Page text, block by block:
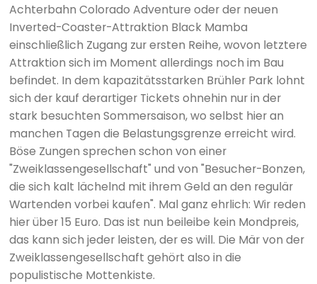
Achterbahn Colorado Adventure oder der neuen
Inverted-Coaster-Attraktion Black Mamba
einschließlich Zugang zur ersten Reihe, wovon letztere
Attraktion sich im Moment allerdings noch im Bau
befindet. In dem kapazitätsstarken Brühler Park lohnt
sich der kauf derartiger Tickets ohnehin nur in der
stark besuchten Sommersaison, wo selbst hier an
manchen Tagen die Belastungsgrenze erreicht wird.
Böse Zungen sprechen schon von einer
"Zweiklassengesellschaft" und von "Besucher-Bonzen,
die sich kalt lächelnd mit ihrem Geld an den regulär
Wartenden vorbei kaufen". Mal ganz ehrlich: Wir reden
hier über 15 Euro. Das ist nun beileibe kein Mondpreis,
das kann sich jeder leisten, der es will. Die Mär von der
Zweiklassengesellschaft gehört also in die
populistische Mottenkiste.